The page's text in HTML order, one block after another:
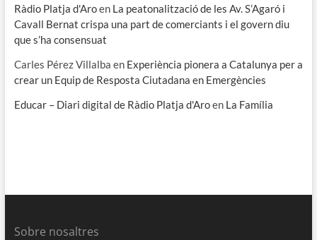
Ràdio Platja d'Aroen La peatonalització de les Av. S’Agaró i
Cavall Bernat crispa una part de comerciants i el govern diu
que s’ha consensuat
Carles Pérez Villalba en Experiència pionera a Catalunya per a
crear un Equip de Resposta Ciutadana en Emergències
Educar – Diari digital de Ràdio Platja d'Aroen La Família
Sobre nosaltres